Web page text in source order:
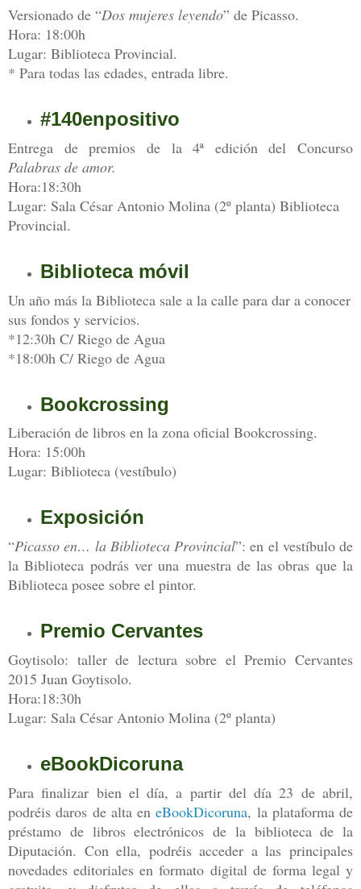
Versionado de “Dos mujeres leyendo” de Picasso.
Hora: 18:00h
Lugar: Biblioteca Provincial.
* Para todas las edades, entrada libre.
#140enpositivo
Entrega de premios de la 4ª edición del Concurso
Palabras de amor.
Hora:18:30h
Lugar: Sala César Antonio Molina (2º planta) Biblioteca
Provincial.
Biblioteca móvil
Un año más la Biblioteca sale a la calle para dar a conocer
sus fondos y servicios.
*12:30h C/ Riego de Agua
*18:00h C/ Riego de Agua
Bookcrossing
Liberación de libros en la zona oficial Bookcrossing.
Hora: 15:00h
Lugar: Biblioteca (vestíbulo)
Exposición
“Picasso en… la Biblioteca Provincial”: en el vestíbulo de
la Biblioteca podrás ver una muestra de las obras que la
Biblioteca posee sobre el pintor.
Premio Cervantes
Goytisolo: taller de lectura sobre el Premio Cervantes
2015 Juan Goytisolo.
Hora:18:30h
Lugar: Sala César Antonio Molina (2º planta)
eBookDicoruna
Para finalizar bien el día, a partir del día 23 de abril,
podréis daros de alta eneBookDicoruna, la plataforma de
préstamo de libros electrónicos de la biblioteca de la
Diputación. Con ella, podréis acceder a las principales
novedades editoriales en formato digital de forma legal y